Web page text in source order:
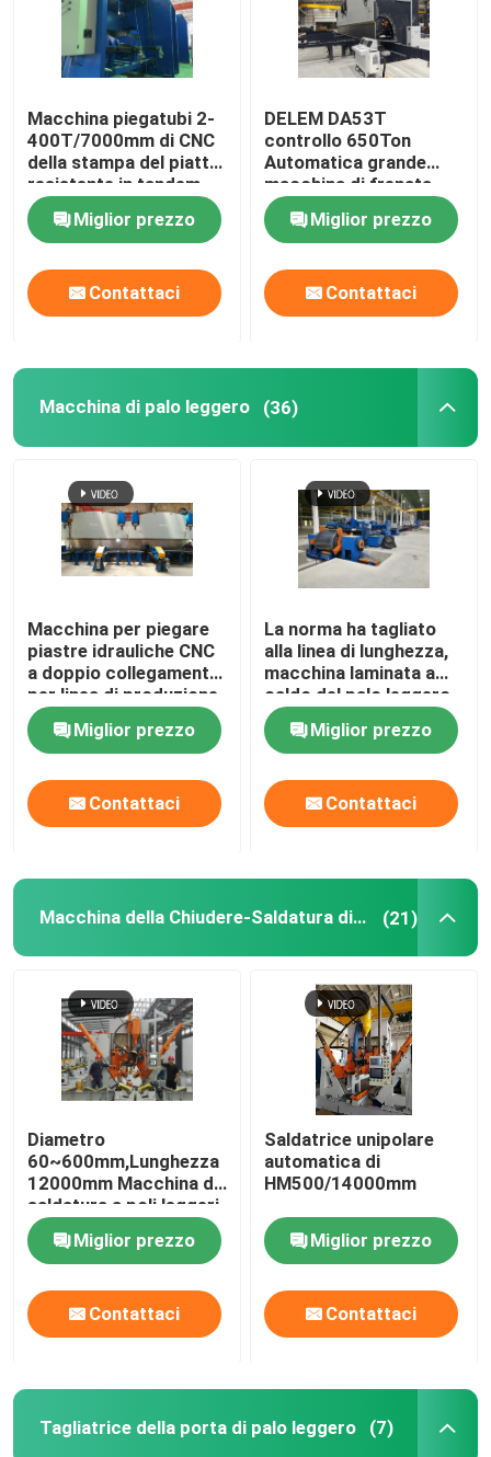
Prodotti
Visita alla fabbrica
Contattaci
Notizie
Casi
Chiedi un preventivo
freno della pressa idraulica di CNC
Freno in tandem della stampa di CNC
Macchina di palo leggero
Macchina della Chiudere-Saldatura di palo leggero
Tagliatrice della porta di palo leggero
Highmast e macchina unipolare della saldatura
Tagliatrice della conicità
Macchina piegatubi 2-
400T/7000mm di CNC
della stampa del piatto
resistente in tandem
idraulico del freno
Miglior prezzo
Contattaci
DELEM DA53T
controllo 650Ton
Automatica grande
macchina di frenata
CNC a pressa in
tandemMiglior prezzo
Contattaci
Macchina di palo leggero (36)
Macchina per piegare
piastre idrauliche CNC
a doppio collegamento
per linea di produzione
di pali di luce
Miglior prezzo
Contattaci
La norma ha tagliato
alla linea di lunghezza,
macchina laminata a
caldo del palo leggero
dell'acciaio dolce per
6m 8m 14m
Miglior prezzo
Contattaci
Macchina della Chiudere-Saldatura di palo leggero (21)
Diametro
60~600mm,Lunghezza
12000mm Macchina di
saldatura a poli leggeri
CNC
Miglior prezzo
Contattaci
Saldatrice unipolare
automatica di
HM500/14000mm
Miglior prezzo
Contattaci
Tagliatrice della porta di palo leggero (7)